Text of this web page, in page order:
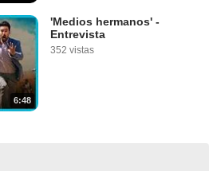
6:48
'Medios hermanos' -
Entrevista
352 vistas